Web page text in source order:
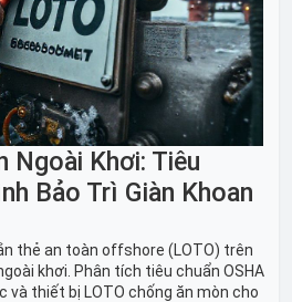
Ngoài Khơi: Tiêu
Bảo Trì Giàn Khoan
thẻ an toàn offshore (LOTO) trên
khơi. Phân tích tiêu chuẩn OSHA
và thiết bị LOTO chống ăn mòn cho